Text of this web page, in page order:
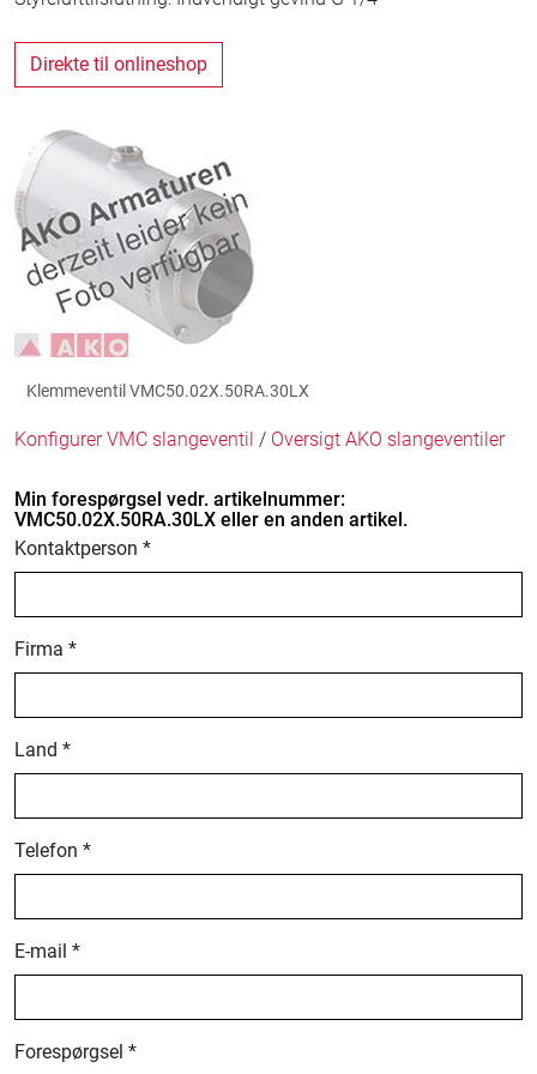
Direkte til onlineshop
Klemmeventil VMC50.02X.50RA.30LX
Konfigurer VMC slangeventil / Oversigt AKO slangeventiler
Min forespørgsel vedr. artikelnummer:
VMC50.02X.50RA.30LX eller en anden artikel.
Kontaktperson *
Firma *
Land *
Telefon *
E-mail *
Forespørgsel *